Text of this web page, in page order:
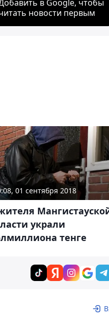
в Google, чтобы
новости первым
01 сентября 2018
украли
тенге